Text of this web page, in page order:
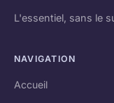
L'essentiel, sans le
NAVIGATION
Accueil